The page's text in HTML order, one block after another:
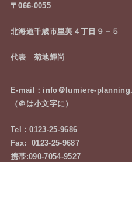
〒066-0055
北海道千歳市里美４丁目９－５
代表 菊地輝尚
E-mail：info＠lumiere-
（＠は小文字に）
Tel：0123-25-9686
Fax: 0123-25-9687
携帯:090-7054-9527